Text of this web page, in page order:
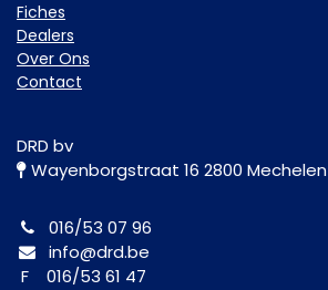
Fiche​s
Dealers
Over Ons
Contact
DRD bv
Wayenborgstraat 16 2800 Mechelen
016/53 07 96
info@drd.be
F 016/53 61 47